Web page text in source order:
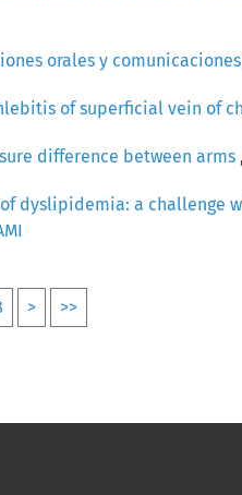
orales y
of superficial vein of
difference between arms ,
dyslipidemia: a challenge
> >>